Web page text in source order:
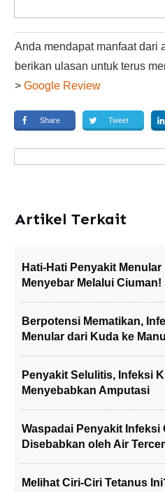
Anda mendapat manfaat dari
berikan ulasan untuk terus
> Google Review
Share Tweet
Artikel Terkait
Hati-Hati Penyakit
Menyebar Melalui Ciuman!
Berpotensi Mematikan,
Menular dari Kuda ke
Penyakit Selulitis, Infeksi
Menyebabkan Amputasi
Waspadai Penyakit Infeksi
Disebabkan oleh Air
Melihat Ciri-Ciri Tetanus